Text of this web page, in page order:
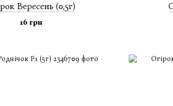
Вересень (0,5г)
16 грн